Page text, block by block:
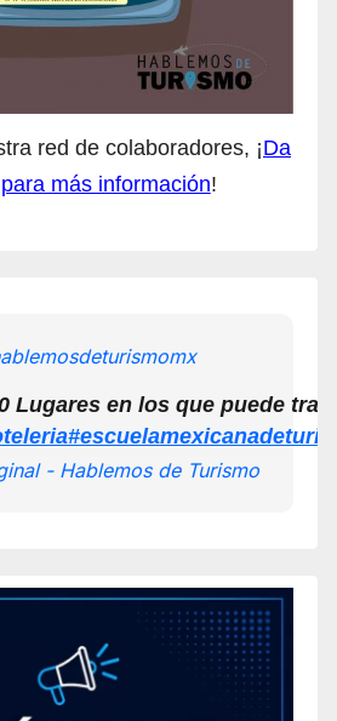
red de colaboradores, ¡Da
más información!
Lugares en los que puede
- Hablemos de Turismo